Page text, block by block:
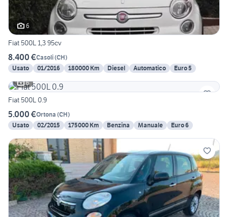
6
Fiat 500L 1,3 95cv
8.400 €Casoli(CH)
Usato
01/2016 180000 Km Diesel Automatico
Euro 5
6
Fiat 500L 0.9
5.000 €Ortona (CH)
Usato
02/2015 175000 Km Benzina Manuale Euro 6